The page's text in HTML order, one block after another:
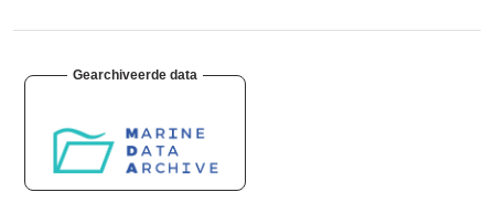
Gearchiveerde data